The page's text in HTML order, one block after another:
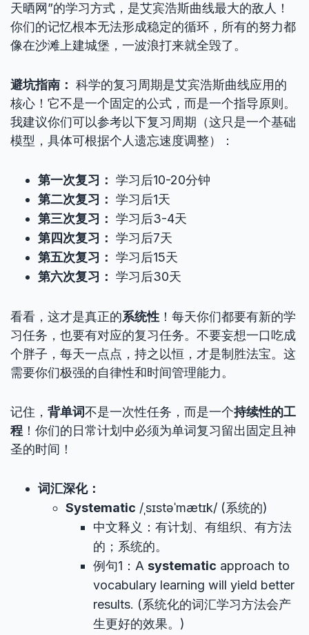
天晒网”的学习方式，是艾宾浩斯曲线最大的敌人！
你们的记忆根本无法形成稳定的循环，所有的努力都
像在沙滩上建城堡，一波浪打来就全毁了。
避坑指南： 科学的复习周期是艾宾浩斯曲线应用的
核心！它不是一个固定的公式，而是一个指导原则。
我建议你们可以参考以下复习周期（这只是一个基础
模型，具体可根据个人遗忘速度调整）：
第一次复习： 学习后10-20分钟
第二次复习： 学习后1天
第三次复习： 学习后3-4天
第四次复习： 学习后7天
第五次复习： 学习后15天
第六次复习： 学习后30天
看看，这才是真正的系统性 ！每天你们都要有新的学
习任务，也要有对应的复习任务。不要妄想一口吃成
个胖子，每天一点点，持之以恒，才是制胜法宝。这
需要你们极强的自律性和时间管理能力。
记住， 背单词不是一次性任务，而是一个持续性的工
程 ！你们的日常计划中必须为单词复习留出固定且神
圣的时间！
词汇深化：
Systematic /ˌsɪstəˈmætɪk/ (系统的)
中文释义：有计划、有组织、有方法
的；系统的。
例句1：A systematic approach to
vocabulary learning will yield better
results. (系统化的词汇学习方法会产
生更好的效果。)